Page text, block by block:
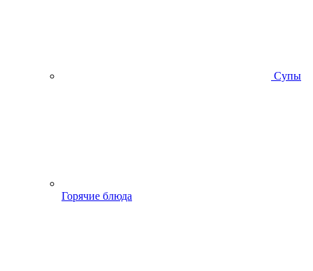
Супы
Горячие блюда